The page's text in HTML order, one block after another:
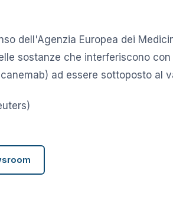
dell'Agenzia Europea dei
sostanze che interferiscono
ad essere sottoposto al